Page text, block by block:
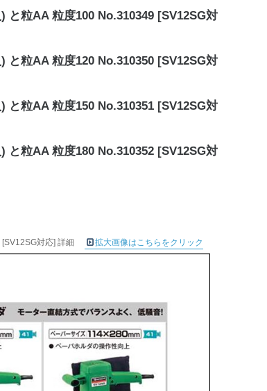
と粒AA 粒度100 No.310349 [SV12SG対
と粒AA 粒度120 No.310350 [SV12SG対
と粒AA 粒度150 No.310351 [SV12SG対
と粒AA 粒度180 No.310352 [SV12SG対
対応] 詳細 拡大画像はこちらをクリック